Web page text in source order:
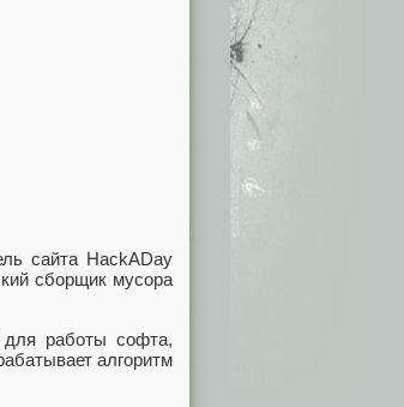
сайта HackADay
сборщик мусора
для работы софта,
алгоритм